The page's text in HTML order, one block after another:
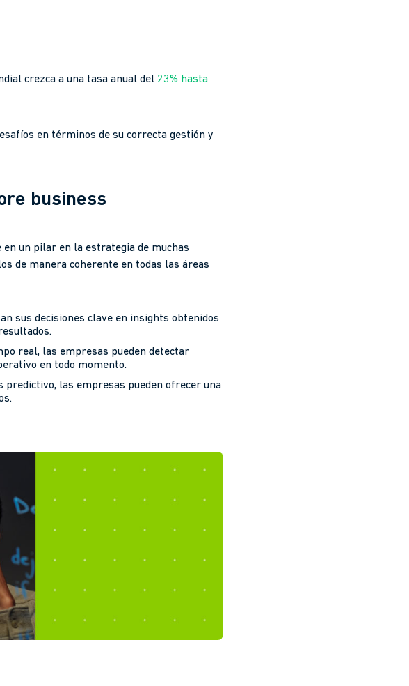
crezca a una tasa anual del 23% hasta
en términos de su correcta gestión y
business
un pilar en la estrategia de muchas
de manera coherente en todas las áreas
sus decisiones clave en insights obtenidos
real, las empresas pueden detectar
en todo momento.
predictivo, las empresas pueden ofrecer una